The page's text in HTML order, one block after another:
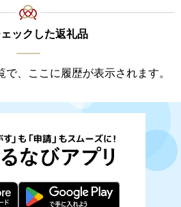
ックした返礼品
、ここに履歴が表示されます。